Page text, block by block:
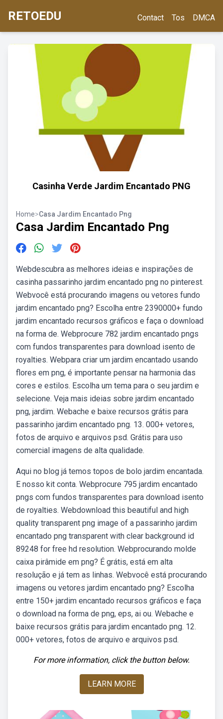
RETOEDU Contact Tos DMCA
Casinha Verde Jardim Encantado PNG
Home>Casa Jardim Encantado Png
Casa Jardim Encantado Png
Webdescubra as melhores ideias e inspirações de
casinha passarinho jardim encantado png no pinterest.
Webvocê está procurando imagens ou vetores fundo
jardim encantado png? Escolha entre 2390000+ fundo
jardim encantado recursos gráficos e faça o download
na forma de. Webprocure 782 jardim encantado pngs
com fundos transparentes para download isento de
royalties. Webpara criar um jardim encantado usando
flores em png, é importante pensar na harmonia das
cores e estilos. Escolha um tema para o seu jardim e
selecione. Veja mais ideias sobre jardim encantado
png, jardim. Webache e baixe recursos grátis para
passarinho jardim encantado png. 13. 000+ vetores,
fotos de arquivo e arquivos psd. Grátis para uso
comercial imagens de alta qualidade.
Aqui no blog já temos topos de bolo jardim encantada.
E nosso kit conta. Webprocure 795 jardim encantado
pngs com fundos transparentes para download isento
de royalties. Webdownload this beautiful and high
quality transparent png image of a passarinho jardim
encantado png transparent with clear background id
89248 for free hd resolution. Webprocurando molde
caixa pirâmide em png? É grátis, está em alta
resolução e já tem as linhas. Webvocê está procurando
imagens ou vetores jardim encantado png? Escolha
entre 150+ jardim encantado recursos gráficos e faça
o download na forma de png, eps, ai ou. Webache e
baixe recursos grátis para jardim encantado png. 12.
000+ vetores, fotos de arquivo e arquivos psd.
For more information, click the button below.
LEARN MORE